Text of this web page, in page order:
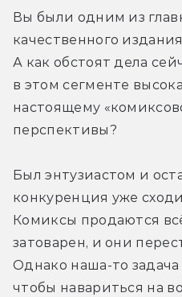
Вы были одним из
качественного
А как обстоят дела
в этом сегменте
настоящему
перспективы?
Был энтузиастом и
конкуренция уже
Комиксы продаются
затоварен, и они
Однако наша-то задача
чтобы навариться на